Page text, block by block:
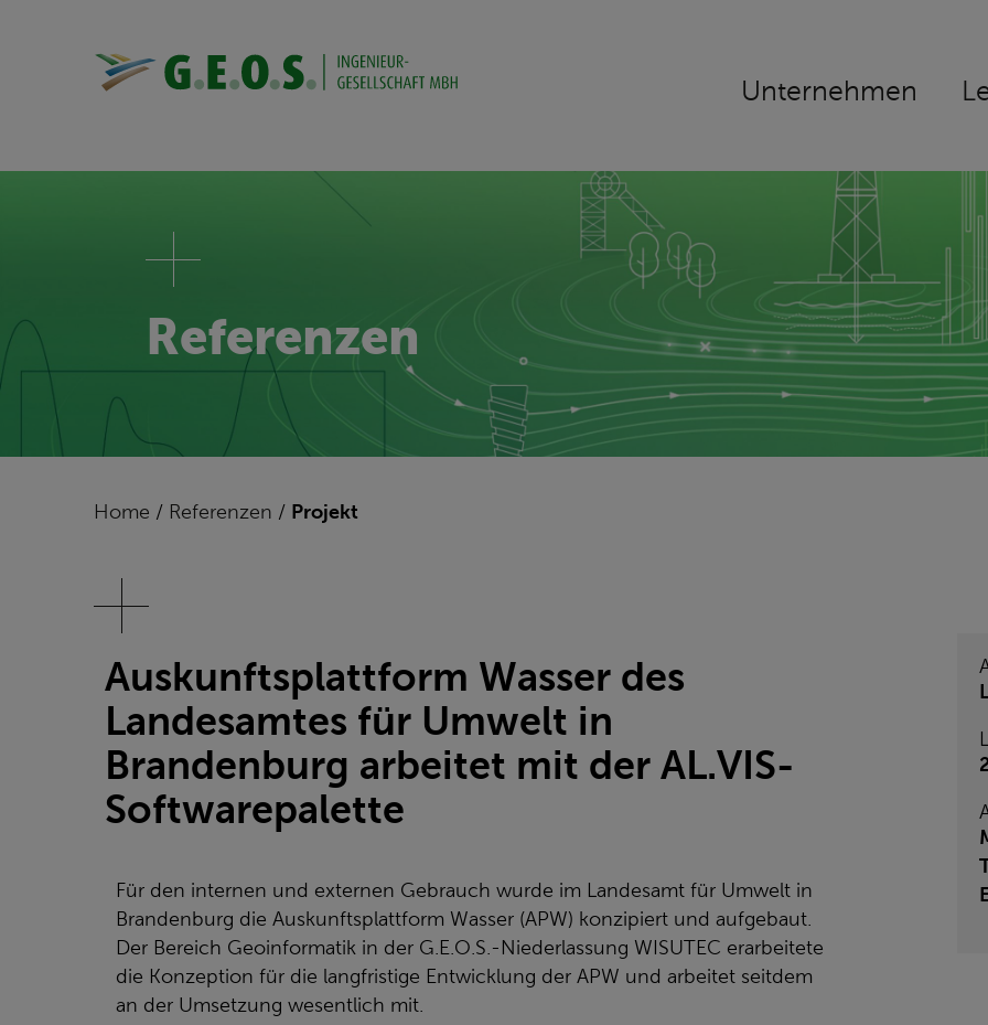
Unternehmen
Referenzen
Home / Referenzen / Projekt
Auskunftsplattform Wasser des
Landesamtes für Umwelt in
Brandenburg arbeitet mit der AL.VIS-
Softwarepalette
Für den internen und externen Gebrauch wurde im Landesamt für Umwelt in
Brandenburg die Auskunftsplattform Wasser (APW) konzipiert und aufgebaut.
Der Bereich Geoinformatik in der G.E.O.S.-Niederlassung WISUTEC erarbeitete
die Konzeption für die langfristige Entwicklung der APW und arbeitet seitdem
an der Umsetzung wesentlich mit.